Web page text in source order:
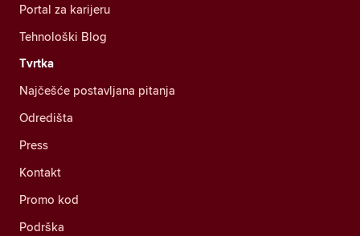
Portal za karijeru
Tehnološki Blog
Tvrtka
Najčešće postavljana pitanja
Odredišta
Press
Kontakt
Promo kod
Podrška